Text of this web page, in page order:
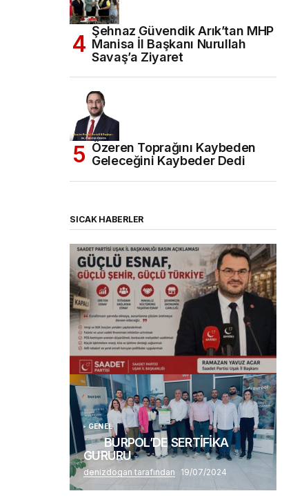
Şehnaz Güvendik Arık’tan MHP
Manisa İl Başkanı Nurullah
Savaş’a Ziyaret
Özeren Toprağını Kaybeden
Geleceğini Kaybeder Dedi
SICAK HABERLER
(başlıksız)
Alaattin Karahan tarafından 14/07/2026
GENEL
BURPOL’DE SERTİFİKA
GURURU
denizdogan tarafından 19/07/2024